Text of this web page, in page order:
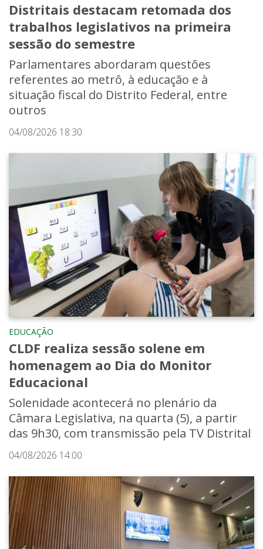
Distritais destacam retomada dos
trabalhos legislativos na primeira
sessão do semestre
Parlamentares abordaram questões
referentes ao metrô, à educação e à
situação fiscal do Distrito Federal, entre
outros
04/08/2026 18:30
EDUCAÇÃO
CLDF realiza sessão solene em
homenagem ao Dia do Monitor
Educacional
Solenidade acontecerá no plenário da
Câmara Legislativa, na quarta (5), a partir
das 9h30, com transmissão pela TV Distrital
04/08/2026 14:00